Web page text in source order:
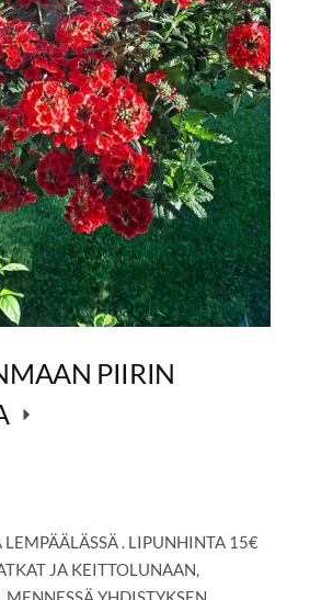
PIIRIN
. LIPUNHINTA 15€
JA KEITTOLUNAAN,